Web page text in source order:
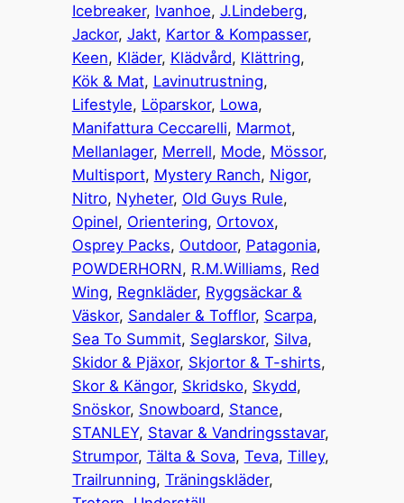
Icebreaker, Ivanhoe, J.Lindeberg
Jackor, Jakt, Kartor & Kompasser
Keen, Kläder, Klädvård, Klättring
Kök & Mat, Lavinutrustning
Lifestyle, Löparskor, Lowa
Manifattura Ceccarelli, Marmot
Mellanlager, Merrell, Mode, Mössor
Multisport, Mystery Ranch, Nigor
Nitro, Nyheter, Old Guys Rule
Opinel, Orientering, Ortovox
Osprey Packs, Outdoor, Patagonia
POWDERHORN, R.M.Williams, Red
Wing, Regnkläder, Ryggsäckar &
Väskor, Sandaler & Tofflor, Scarpa
Sea To Summit, Seglarskor, Silva
Skidor & Pjäxor, Skjortor & T-shirts
Skor & Kängor, Skridsko, Skydd
Snöskor, Snowboard, Stance
STANLEY, Stavar & Vandringsstavar
Strumpor, Tälta & Sova, Teva, Tilley
Trailrunning, Träningskläder